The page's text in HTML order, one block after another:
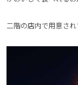
二階の店内で用意され